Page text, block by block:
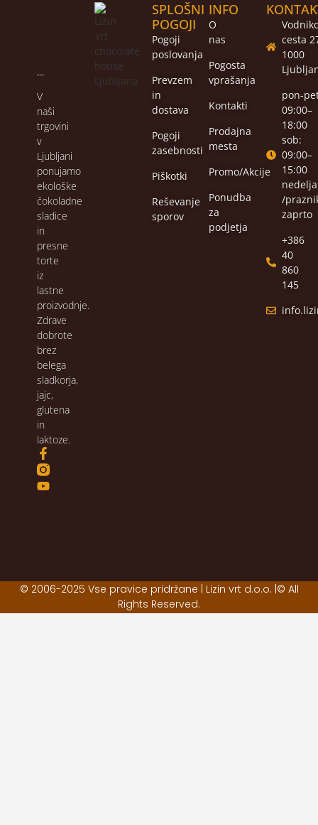
V
naši
trgovini
v
Ljubljani
ponujamo
ekološke
čokoladne
sladice
in
presne
torte
iz
lastne
proizvodnje.
Zdrave
dobrote
brez
belega
sladkorja,
jajc,
glutena
in
laktoze.
cesta
1000
pon-
09:00–
18:00
sob:
09:00–
15:00
nedelja
/
zaprto
+386
40
860
145
INFO
O
nas
Pogosta
vprašanja
Kontakti
Prodajna
mesta
Promo/Akcije
Ponudba
za
podjetja
SPLOŠNI
POGOJI
Pogoji
poslovanja
Prevzem
in
dostava
Pogoji
zasebnosti
Piškotki
Reševanje
sporov
© 2006-2025 Vse pravice pridržane | Lizin vrt d.o.o. |© All
Rights Reserved.